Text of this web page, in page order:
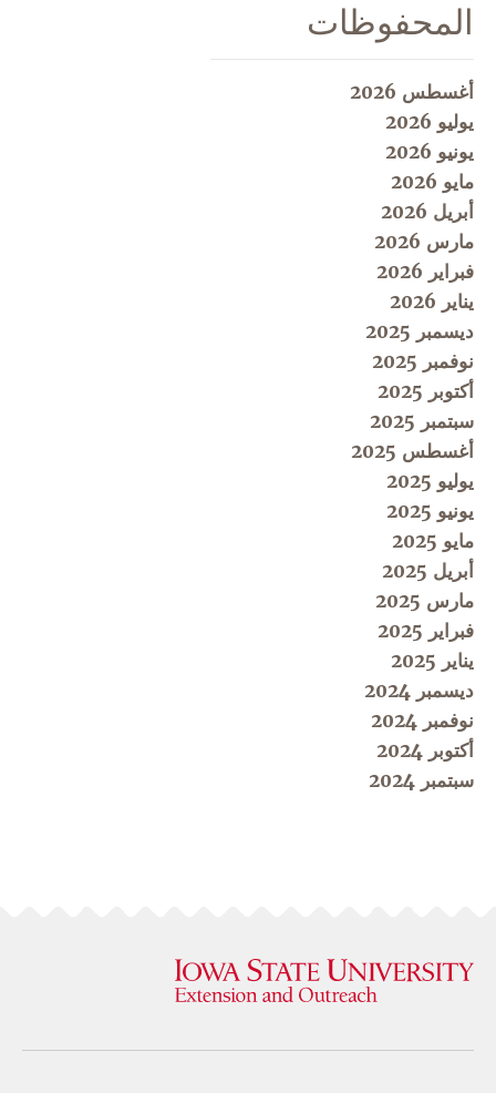
المحفوظات
أغسطس 2026
يوليو 2026
يونيو 2026
مايو 2026
أبريل 2026
مارس 2026
فبراير 2026
يناير 2026
ديسمبر 2025
نوفمبر 2025
أكتوبر 2025
سبتمبر 2025
أغسطس 2025
يوليو 2025
يونيو 2025
مايو 2025
أبريل 2025
مارس 2025
فبراير 2025
يناير 2025
ديسمبر 2024
نوفمبر 2024
أكتوبر 2024
سبتمبر 2024